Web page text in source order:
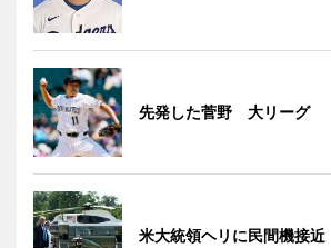
先発した菅野 大リーグ
米大統領ヘリに民間機接近